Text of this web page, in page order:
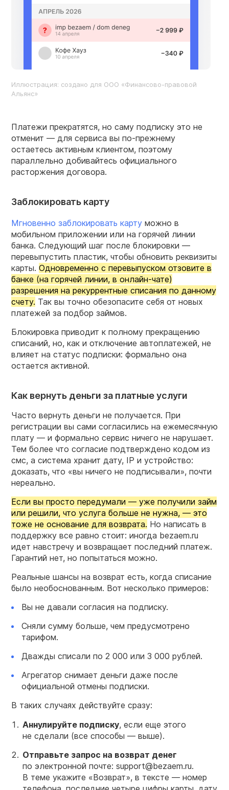
Иллюстрация: создано для ООО «Финансово-правовой
Альянс»
Платежи прекратятся, но саму подписку это не
отменит — для сервиса вы по-прежнему
остаетесь активным клиентом, поэтому
параллельно добивайтесь официального
расторжения договора.
Заблокировать карту
Мгновенно заблокировать карту можно в
мобильном приложении или на горячей линии
банка. Следующий шаг после блокировки —
перевыпустить пластик, чтобы обновить реквизиты
карты. Одновременно с перевыпуском отзовите в
банке (на горячей линии, в онлайн-чате)
разрешения на рекуррентные списания по данному
счету. Так вы точно обезопасите себя от новых
платежей за подбор займов.
Блокировка приводит к полному прекращению
списаний, но, как и отключение автоплатежей, не
влияет на статус подписки: формально она
остается активной.
Как вернуть деньги за платные услуги
Часто вернуть деньги не получается. При
регистрации вы сами согласились на ежемесячную
плату — и формально сервис ничего не нарушает.
Тем более что согласие подтверждено кодом из
смс, а система хранит дату, IP и устройство:
доказать, что «вы ничего не подписывали», почти
нереально.
Если вы просто передумали — уже получили займ
или решили, что услуга больше не нужна, — это
тоже не основание для возврата. Но написать в
поддержку все равно стоит: иногда bezaem.ru
идет навстречу и возвращает последний платеж.
Гарантий нет, но попытаться можно.
Реальные шансы на возврат есть, когда списание
было необоснованным. Вот несколько примеров:
Вы не давали согласия на подписку.
Сняли сумму больше, чем предусмотрено
тарифом.
Дважды списали по 2 000 или 3 000 рублей.
Агрегатор снимает деньги даже после
официальной отмены подписки.
В таких случаях действуйте сразу:
Аннулируйте подписку, если еще этого
не сделали (все способы — выше).
Отправьте запрос на возврат денег
по электронной почте: support@bezaem.ru.
В теме укажите «Возврат», в тексте — номер